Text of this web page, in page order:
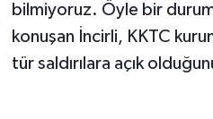
bilmiyoruz. Öyle bir
konuşan İncirli, KKTC
tür saldırılara açık